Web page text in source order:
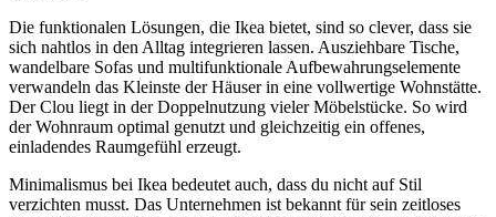
Die funktionalen Lösungen, die Ikea bietet, sind so clever, dass sie
sich nahtlos in den Alltag integrieren lassen. Ausziehbare Tische,
wandelbare Sofas und multifunktionale Aufbewahrungselemente
verwandeln das Kleinste der Häuser in eine vollwertige Wohnstätte.
Der Clou liegt in der Doppelnutzung vieler Möbelstücke. So wird
der Wohnraum optimal genutzt und gleichzeitig ein offenes,
einladendes Raumgefühl erzeugt.
Minimalismus bei Ikea bedeutet auch, dass du nicht auf Stil
verzichten musst. Das Unternehmen ist bekannt für sein zeitloses